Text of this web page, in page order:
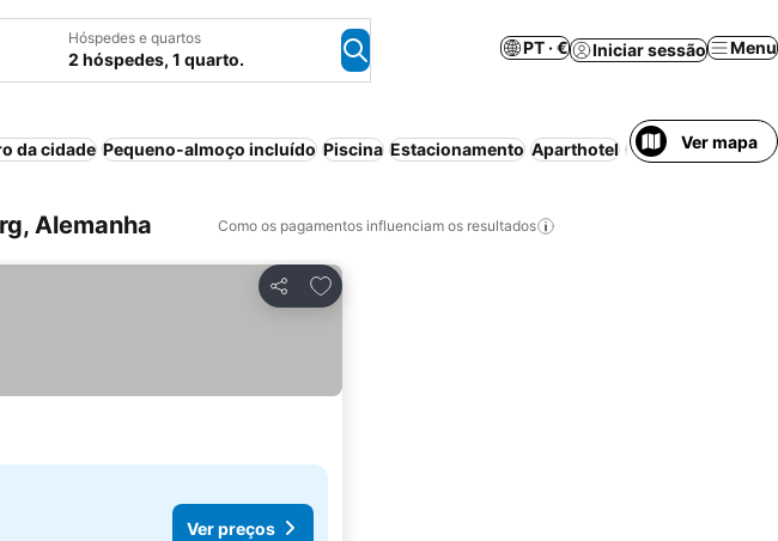
Hóspedes e quartos
2 hóspedes, 1 quarto.
PT · € Iniciar sessão Menu
da cidade Pequeno-almoço incluído Piscina Estacionamento Aparthotel Cancelamento
Ver mapa
Alemanha Como os pagamentos influenciam os resultados
Partilhar
Adicionar aos favoritos
Ver preços